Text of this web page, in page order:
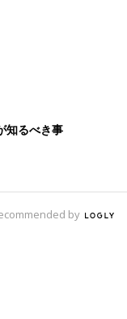
知るべき事
by